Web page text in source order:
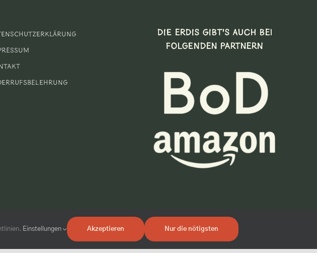
DIE ERDIS GIBT’S AUCH BEI
FOLGENDEN PARTNERN
Einstellungen Akzeptieren Nur die nötigsten